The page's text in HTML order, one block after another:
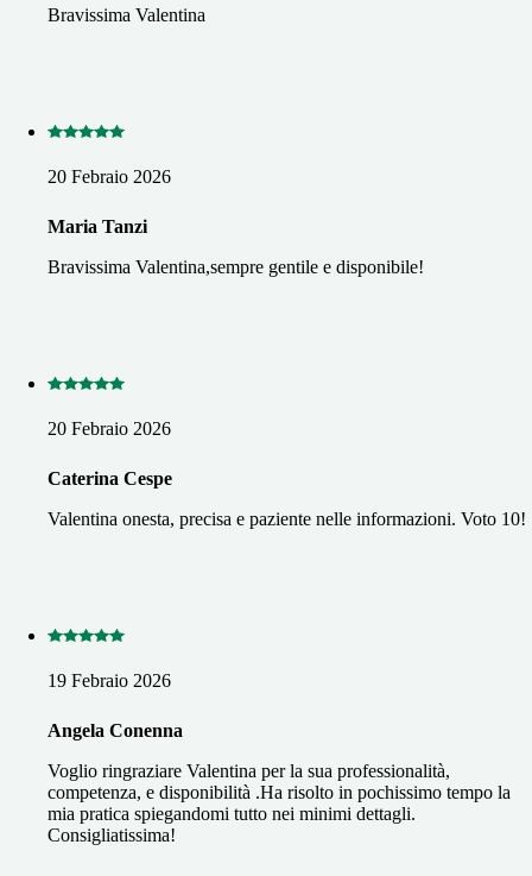
Bravissima Valentina
20 Febraio 2026
Maria Tanzi
Bravissima Valentina,sempre gentile e disponibile!
20 Febraio 2026
Caterina Cespe
Valentina onesta, precisa e paziente nelle informazioni. Voto 10!
19 Febraio 2026
Angela Conenna
Voglio ringraziare Valentina per la sua professionalità,
competenza, e disponibilità .Ha risolto in pochissimo tempo la
mia pratica spiegandomi tutto nei minimi dettagli.
Consigliatissima!